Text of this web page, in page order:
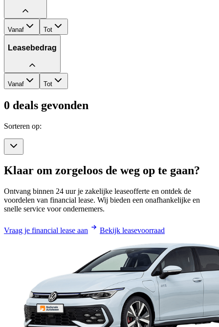
Vanaf Tot
Leasebedrag
Vanaf Tot
0 deals gevonden
Sorteren op:
Klaar om zorgeloos de weg op te gaan?
Ontvang binnen 24 uur je zakelijke leaseofferte en ontdek de
voordelen van financial lease. Wij bieden een onafhankelijke en
snelle service voor ondernemers.
Vraag je financial lease aan Bekijk leasevoorraad